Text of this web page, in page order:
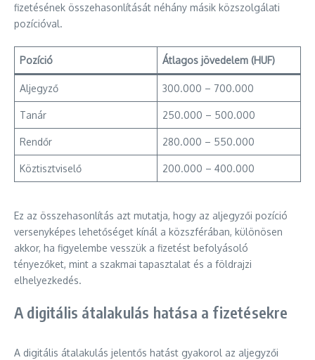
fizetésének összehasonlítását néhány másik közszolgálati
pozícióval.
Pozíció Átlagos jövedelem (HUF)
Aljegyző 300.000 – 700.000
Tanár 250.000 – 500.000
Rendőr 280.000 – 550.000
Köztisztviselő 200.000 – 400.000
Ez az összehasonlítás azt mutatja, hogy az aljegyzői pozíció
versenyképes lehetőséget kínál a közszférában, különösen
akkor, ha figyelembe vesszük a fizetést befolyásoló
tényezőket, mint a szakmai tapasztalat és a földrajzi
elhelyezkedés.
A digitális átalakulás hatása a fizetésekre
A digitális átalakulás jelentős hatást gyakorol az aljegyzői